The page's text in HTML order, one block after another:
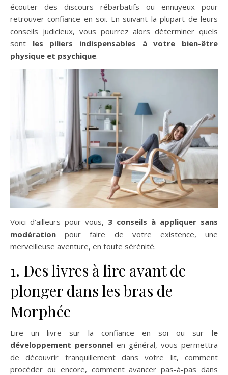
écouter des discours rébarbatifs ou ennuyeux pour
retrouver confiance en soi. En suivant la plupart de leurs
conseils judicieux, vous pourrez alors déterminer quels
sont les piliers indispensables à votre bien-être
physique et psychique.
Voici d’ailleurs pour vous, 3 conseils à appliquer sans
modération pour faire de votre existence, une
merveilleuse aventure, en toute sérénité.
1. Des livres à lire avant de
plonger dans les bras de
Morphée
Lire un livre sur la confiance en soi ou sur le
développement personnel en général, vous permettra
de découvrir tranquillement dans votre lit, comment
procéder ou encore, comment avancer pas-à-pas dans